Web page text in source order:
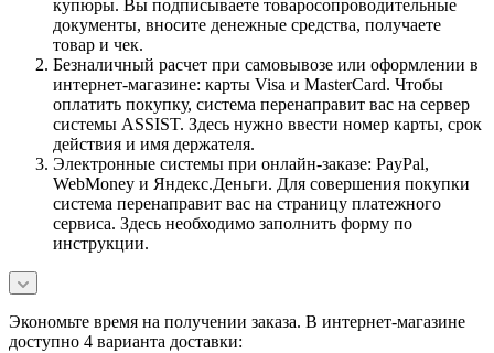
купюры. Вы подписываете товаросопроводительные
документы, вносите денежные средства, получаете
товар и чек.
Безналичный расчет при самовывозе или оформлении в
интернет-магазине: карты Visa и MasterCard. Чтобы
оплатить покупку, система перенаправит вас на сервер
системы ASSIST. Здесь нужно ввести номер карты, срок
действия и имя держателя.
Электронные системы при онлайн-заказе: PayPal,
WebMoney и Яндекс.Деньги. Для совершения покупки
система перенаправит вас на страницу платежного
сервиса. Здесь необходимо заполнить форму по
инструкции.
Экономьте время на получении заказа. В интернет-магазине
доступно 4 варианта доставки: